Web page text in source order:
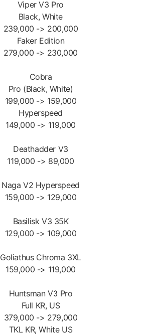
Viper V3 Pro
Black, White
239,000 -> 200,000
Faker Edition
279,000 -> 230,000
Cobra
Pro (Black, White)
199,000 -> 159,000
Hyperspeed
149,000 -> 119,000
Deathadder V3
119,000 -> 89,000
Naga V2 Hyperspeed
159,000 -> 129,000
Basilisk V3 35K
129,000 -> 109,000
Goliathus Chroma 3XL
159,000 -> 119,000
Huntsman V3 Pro
Full KR, US
379,000 -> 279,000
TKL KR, White US